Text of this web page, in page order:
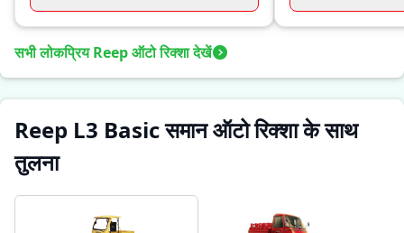
सभी लोकप्रिय Reep ऑटो रिक्शा देखें
Reep L3 Basic समान ऑटो रिक्शा के साथ
तुलना